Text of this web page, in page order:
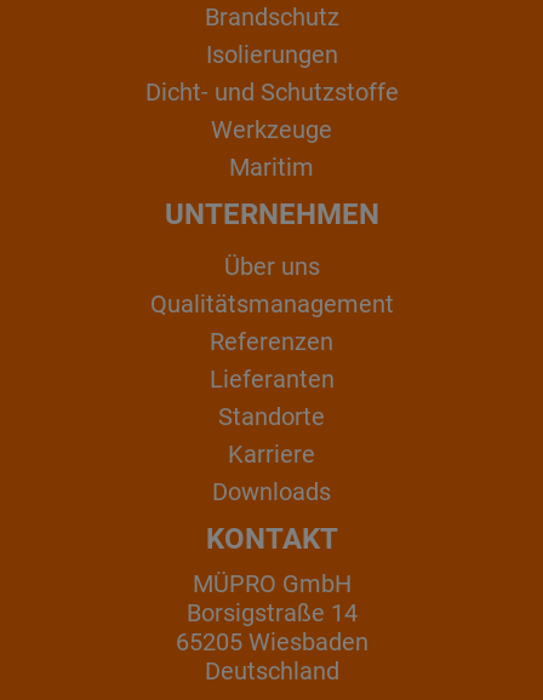
Brandschutz
Isolierungen
Dicht- und Schutzstoffe
Werkzeuge
Maritim
UNTERNEHMEN
Über uns
Qualitätsmanagement
Referenzen
Lieferanten
Standorte
Karriere
Downloads
KONTAKT
MÜPRO GmbH
Borsigstraße 14
65205 Wiesbaden
Deutschland